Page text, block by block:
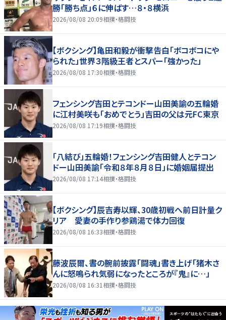
勝「勝ち点」６に伸ばす…８・８横浜
2026/08/08 20:09相撲・格闘技
【ボクシング】亀田和毅が衝撃告白「ボコボコにや
られた」世界３階級王者とスパー「強かった」
2026/08/08 17:30相撲・格闘技
フェンシング吉田とテコンドー山田美諭の五輪婚
に江村美咲も「おめでとう」吉田の父は元FC東京
2026/08/08 17:19相撲・格闘技
「八結び」五輪婚！フェンシング吉田健人とテコン
ドー山田美諭「令和８年８月８日」に婚姻届提出
2026/08/08 17:14相撲・格闘技
【ボクシング】辰吉寿以輝、30歳初戦へ前日計量ク
リア 愛妻の手作り参鶏湯で体力回復
2026/08/08 16:33相撲・格闘技
藤波辰爾、書の腕前披露「闘魂」書き上げ「猪木さ
んに怒鳴られ気弱になったところが『鬼』に…」
2026/08/08 16:31 相撲・格闘技